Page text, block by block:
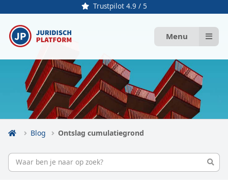
Trustpilot 4.9 / 5
Menu
Blog Ontslag cumulatiegrond